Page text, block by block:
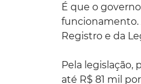
É que o
funcionamento.
Registro e da
Pela
até R$ 81 mil